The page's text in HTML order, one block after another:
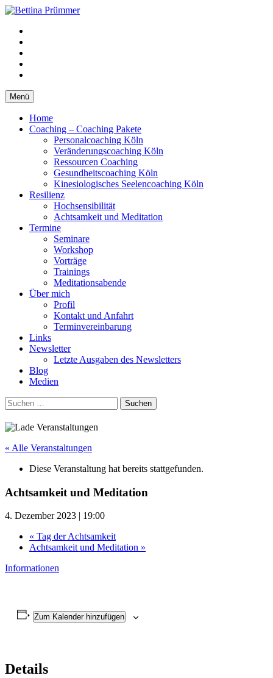
Springe
Inhalt
Menü
Home
Coaching – Coaching Pakete
Personalcoaching Köln
Veränderungscoaching Köln
Ressourcen Coaching
Gesundheitscoaching Köln
Kinesiologisches Seelencoaching Köln
Resilienz
Hochsensibilität
Achtsamkeit und Meditation
Termine
Seminare
Workshop
Vorträge
Trainings
Meditationsabende
Über mich
Profil
Kontakt und Anfahrt
Terminvereinbarung
Links
Newsletter
Letzte Ausgaben des Newsletters
Blog
Medien
Suchen
nach:
« Alle Veranstaltungen
Diese Veranstaltung hat bereits stattgefunden.
Achtsamkeit und Meditation
4. Dezember 2023 | 19:00
« Tag der Achtsamkeit
Achtsamkeit und Meditation »
Informationen
Zum Kalender hinzufügen
Details